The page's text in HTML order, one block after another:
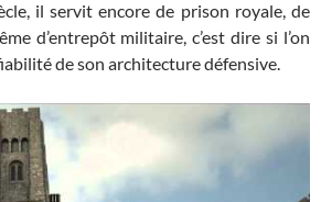
il servit encore de prison royale, de
d’entrepôt militaire, c’est dire si l’on
de son architecture défensive.